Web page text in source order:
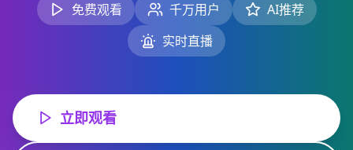
免费观看 千万用户
AI推荐
实时直播
立即观看